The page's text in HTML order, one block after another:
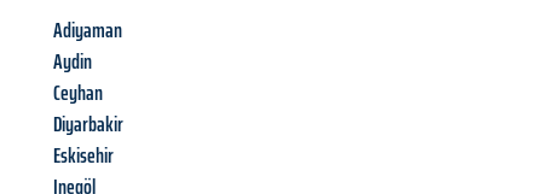
Adiyaman
Aydin
Ceyhan
Diyarbakir
Eskisehir
Inegöl